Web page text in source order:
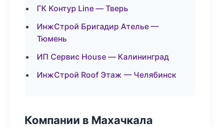
ГК Контур Line — Тверь
ИнжСтрой Бригадир Ателье —
Тюмень
ИП Сервис House — Калининград
ИнжСтрой Roof Этаж — Челябинск
Компании в Махачкала